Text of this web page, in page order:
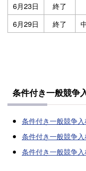
6月23日
終了
6月29日
終了
条件付き一般競争
条件付き一般競争
条件付き一般競争
条件付き一般競争